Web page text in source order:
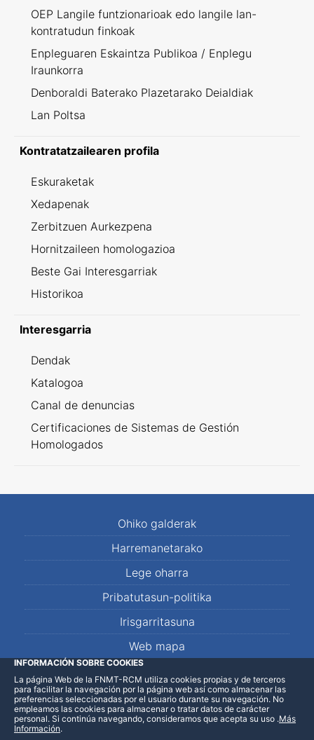
OEP Langile funtzionarioak edo langile lan-
kontratudun finkoak
Enpleguaren Eskaintza Publikoa / Enplegu
Iraunkorra
Denboraldi Baterako Plazetarako Deialdiak
Lan Poltsa
Kontratatzailearen profila
Eskuraketak
Xedapenak
Zerbitzuen Aurkezpena
Hornitzaileen homologazioa
Beste Gai Interesgarriak
Historikoa
Interesgarria
Dendak
Katalogoa
Canal de denuncias
Certificaciones de Sistemas de Gestión
Homologados
Ohiko galderak
Harremanetarako
Lege oharra
Pribatutasun-politika
Irisgarritasuna
Web mapa
LinkedInFacebookWhatsApp
INFORMACIÓN SOBRE COOKIES
La página Web de la FNMT-RCM utiliza cookies propias y de terceros
para facilitar la navegación por la página web así como almacenar las
preferencias seleccionadas por el usuario durante su navegación. No
empleamos las cookies para almacenar o tratar datos de carácter
personal. Si continúa navegando, consideramos que acepta su uso .Más
Información.